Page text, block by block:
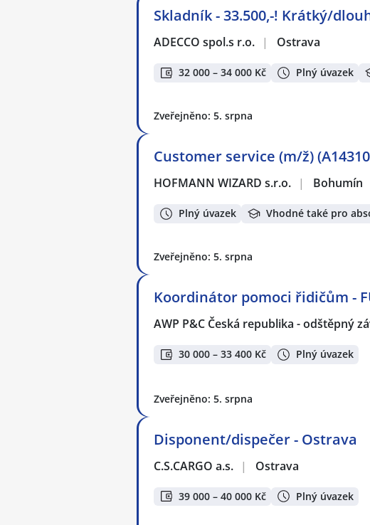
Skladník - 33.500,-! Krátký/
ADECCO spol.s r.o. | Ostrava
32 000 – 34 000 Kč Plný úvazek
Zveřejněno: 5. srpna
Customer service (m/ž)
HOFMANN WIZARD s.r.o. | Bohumín
Plný úvazek Vhodné také pro
Zveřejněno: 5. srpna
Koordinátor pomoci řidičům -
AWP P&C Česká republika - odštěpný
30 000 – 33 400 Kč Plný úvazek
Zveřejněno: 5. srpna
Disponent/dispečer - Ostrava
C.S.CARGO a.s. | Ostrava
39 000 – 40 000 Kč Plný úvazek